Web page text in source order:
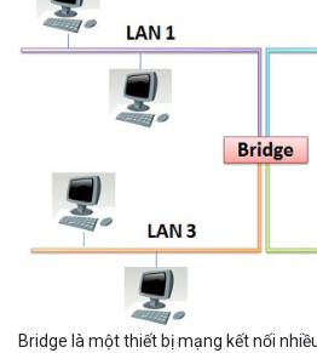
Bridge là một thiết bị mạng kết nối